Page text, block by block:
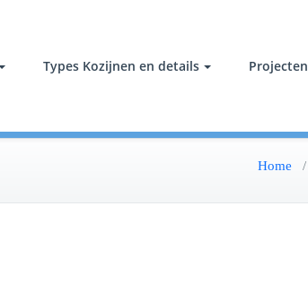
Types Kozijnen en details Projecten
Home /